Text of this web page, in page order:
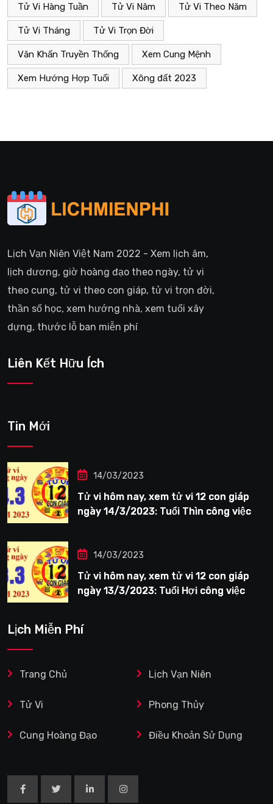
Tử Vi Hàng Tuần Tử Vi Năm Tử Vi Theo Năm
Tử Vi Tháng Tử Vi Trọn Đời
Văn Khấn Truyền Thống Xem Cung Mệnh
Xem Hướng Hợp Tuổi Xông đất 2023
Lịch Vạn Niên Việt Nam 2022 - Xem lịch âm,
lịch dương, giờ hoàng đạo theo ngày, tử vi
theo cung, tử vi theo con giáp, tử vi trọn đời,
thần số học, xem hướng nhà, xem tuổi xây
dựng, thước lỗ ban miễn phí
Liên Kết Hữu Ích
Tin Mới
14/03/2023
Tử vi hôm nay, xem tử vi 12 con giáp
ngày 14/3/2023: Tuổi Thìn công việc
14/03/2023
Tử vi hôm nay, xem tử vi 12 con giáp
ngày 13/3/2023: Tuổi Hợi công việc
Lịch Miễn Phí
Trang Chủ Lịch Vạn Niên
Tử Vi Phong Thủy
Cung Hoàng Đạo Điều Khoản Sử Dụng